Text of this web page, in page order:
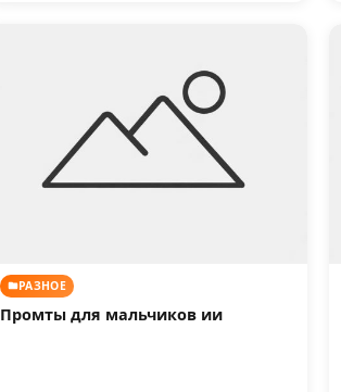
РАЗНОЕ
Промты для мальчиков ии